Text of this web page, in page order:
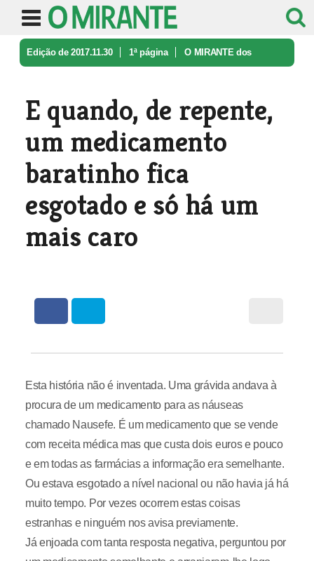
Edição de 2017.11.30 1ª página O MIRANTE dos
E quando, de repente,
um medicamento
baratinho fica
esgotado e só há um
mais caro
Esta história não é inventada. Uma grávida andava à
procura de um medicamento para as náuseas
chamado Nausefe. É um medicamento que se vende
com receita médica mas que custa dois euros e pouco
e em todas as farmácias a informação era semelhante.
Ou estava esgotado a nível nacional ou não havia já há
muito tempo. Por vezes ocorrem estas coisas
estranhas e ninguém nos avisa previamente.
Já enjoada com tanta resposta negativa, perguntou por